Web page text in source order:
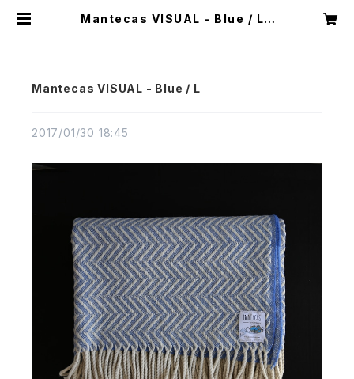
Mantecas VISUAL - Blue / L |
Mantecas VISUAL - Blue / L
2017/01/30 18:45